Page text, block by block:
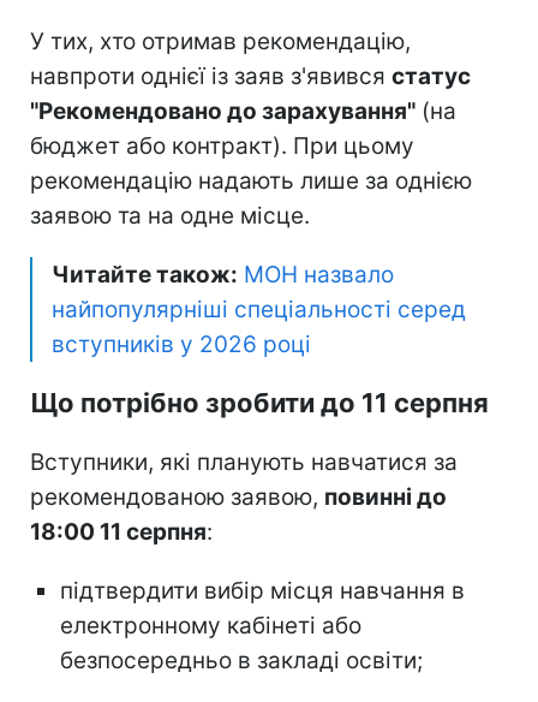
У тих, хто отримав рекомендацію,
навпроти однієї із заяв з'явився статус
"Рекомендовано до зарахування" (на
бюджет або контракт). При цьому
рекомендацію надають лише за однією
заявою та на одне місце.
Читайте також: МОН назвало
найпопулярніші спеціальності серед
вступників у 2026 році
Що потрібно зробити до 11 серпня
Вступники, які планують навчатися за
рекомендованою заявою, повинні до
18:00 11 серпня:
підтвердити вибір місця навчання в
електронному кабінеті або
безпосередньо в закладі освіти;